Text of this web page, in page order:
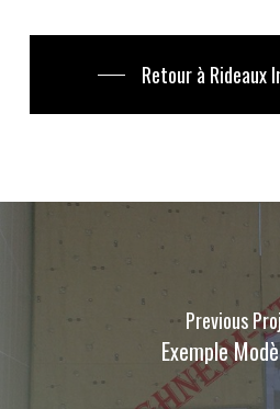
Retour à Rideaux
Previous
Exemple